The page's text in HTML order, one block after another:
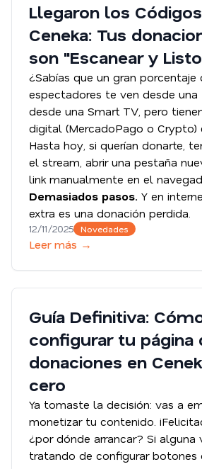
Llegaron los
Ceneka: Tus
son "Escanear y
¿Sabías que un gran porcentaje
espectadores te ven desde una
desde una Smart TV, pero
digital (MercadoPago o Crypto)
Hasta hoy, si querían donarte,
el stream, abrir una pestaña
link manualmente en el
Demasiados pasos. Y en
extra es una donación perdida.
12/11/2025 Novedades
Leer más →
Guía Definitiva:
configurar tu página
donaciones en
cero
Ya tomaste la decisión: vas a
monetizar tu contenido.
¿por dónde arrancar? Si
tratando de configurar botones